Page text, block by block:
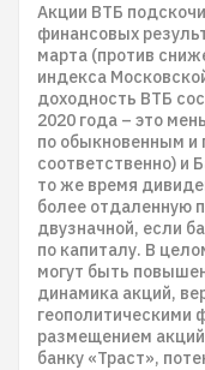
Акции ВТБ
финансовых
марта (против
индекса
доходность ВТБ
2020 года – это
по обыкновенным и
соответственно) и
то же время
более отдаленную
двузначной, если
по капиталу. В
могут быть
динамика акций,
геополитическими
размещением
банку «Траст»,